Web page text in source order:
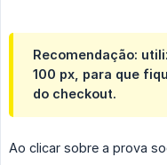
Recomendação:
100 px, para que
do checkout.
Ao clicar sobre a prova